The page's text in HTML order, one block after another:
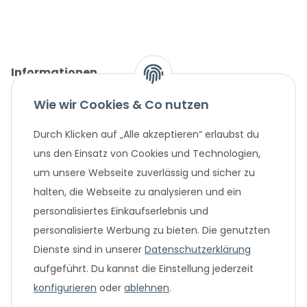
Informationen
Gesetzliche Informationen
Unternehmen
Beliebte Angebote
Wie wir Cookies & Co nutzen
Durch Klicken auf „Alle akzeptieren“ erlaubst du
uns den Einsatz von Cookies und Technologien,
um unsere Webseite zuverlässig und sicher zu
halten, die Webseite zu analysieren und ein
personalisiertes Einkaufserlebnis und
personalisierte Werbung zu bieten. Die genutzten
Dienste sind in unserer Datenschutzerklärung
aufgeführt. Du kannst die Einstellung jederzeit
konfigurieren oder ablehnen.